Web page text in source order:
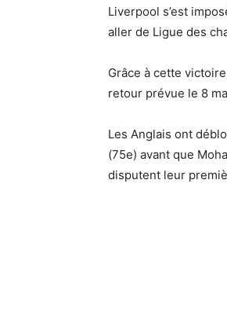
Liverpool s’est
aller de Ligue des
Grâce à cette
retour prévue le 8
Les Anglais ont
(75e) avant que
disputent leur